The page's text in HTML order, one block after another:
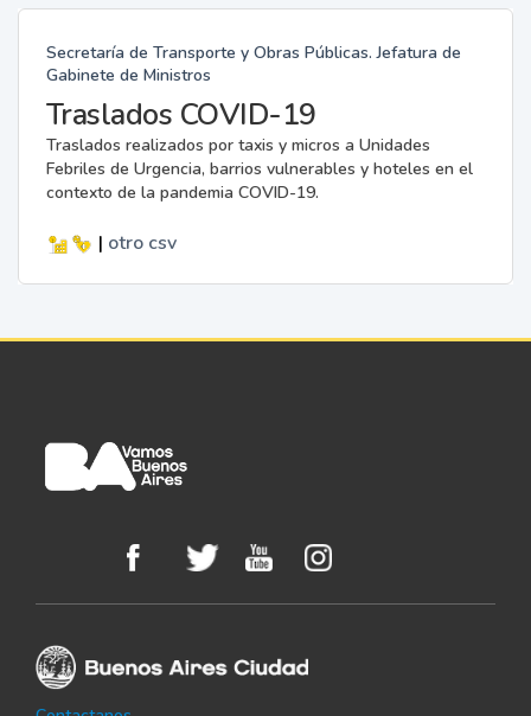
Secretaría de Transporte y Obras Públicas. Jefatura de
Gabinete de Ministros
Traslados COVID-19
Traslados realizados por taxis y micros a Unidades
Febriles de Urgencia, barrios vulnerables y hoteles en el
contexto de la pandemia COVID-19.
| otro csv